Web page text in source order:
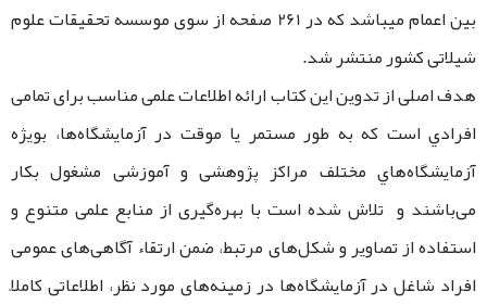
بین اعمام میباشد که در 261 صفحه از سوی موسسه تحقیقات علوم
شیلاتی کشور منتشر شد.
هدف اصلی از تدوين اين كتاب ارائه اطلاعات علمی مناسب برای تمامی
افرادي است كه به ‌طور مستمر یا موقت در آزمايشگاه‌ها، بويژه
آزمايشگاه‌هاي مختلف مراكز پژوهشی و آموزشی مشغول بکار
می‌باشند و تلاش شده است با بهره‌گیری از منابع علمی متنوع و
استفاده از تصاویر و شکل‌های مرتبط، ضمن ارتقاء آگاهی‌های عمومی
افراد شاغل در آزمايشگاه‌ها در زمینه‌های مورد نظر، اطلاعاتی کاملاً